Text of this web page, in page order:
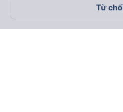
Theo dõi chúng tôi trên
Từ